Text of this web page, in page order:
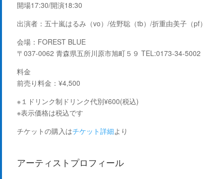
開場17:30/開演18:30
出演者：五十嵐はるみ（vo）/佐野聡（tb）/折重由美子（pf）
会場： FOREST BLUE
〒037-0062 青森県五所川原市旭町５９ TEL:0173-34-5002
料金
前売り料金：¥4,500
※１ドリンク制ドリンク代別¥600(税込)
※表示価格は税込です
チケットの購入はチケット詳細より
アーティストプロフィール